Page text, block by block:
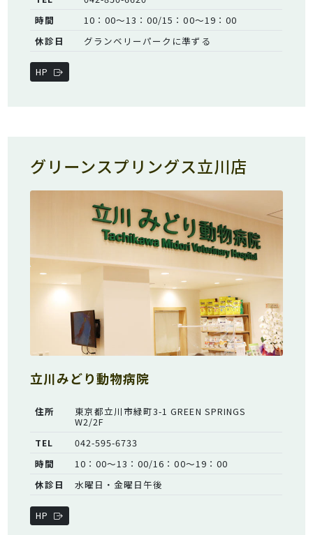
時間
10：00～13：00/15：00～19：00
休診日
グランベリーパークに準ずる
HP
グリーンスプリングス立川店
立川みどり動物病院
住所 東京都立川市緑町3-1 GREEN SPRINGS
W2/2F
TEL
042-595-6733
時間
10：00～13：00/16：00～19：00
休診日
水曜日・金曜日午後
HP